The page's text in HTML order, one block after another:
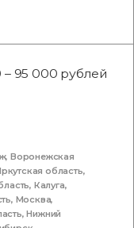
– 95 000 рублей
,Воронежская
область,
, Калуга,
, Москва,
,Нижний